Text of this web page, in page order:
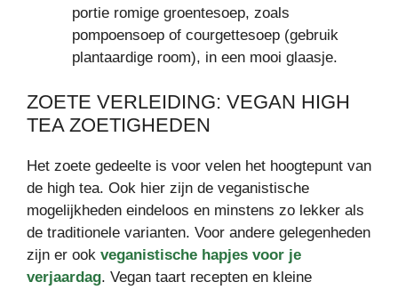
portie romige groentesoep, zoals
pompoensoep of courgettesoep (gebruik
plantaardige room), in een mooi glaasje.
ZOETE VERLEIDING: VEGAN HIGH
TEA ZOETIGHEDEN
Het zoete gedeelte is voor velen het hoogtepunt van
de high tea. Ook hier zijn de veganistische
mogelijkheden eindeloos en minstens zo lekker als
de traditionele varianten. Voor andere gelegenheden
zijn er ook veganistische hapjes voor je
verjaardag. Vegan taart recepten en kleine